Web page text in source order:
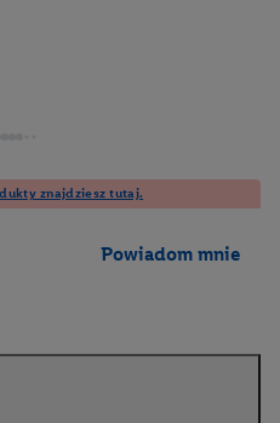
znajdziesz tutaj.
Powiadom mnie